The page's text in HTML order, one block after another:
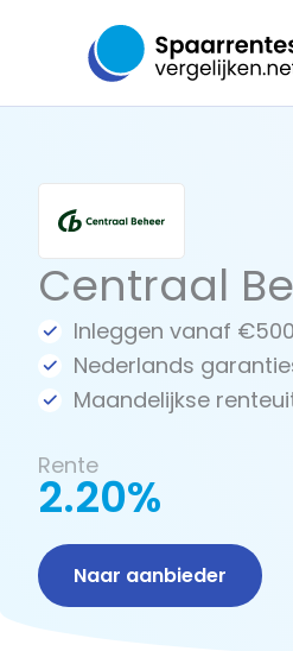
Centraal
Inleggen vanaf €500
Nederlands
Maandelijkse
Rente
2.20%
Naar aanbieder